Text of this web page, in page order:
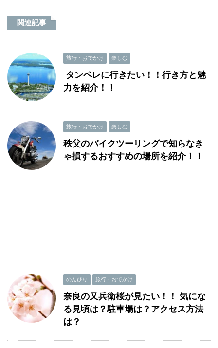
関連記事
旅行・おでかけ 楽しむ
タンペレに行きたい！！行き方と魅
力を紹介！！
旅行・おでかけ 楽しむ
秩父のバイクツーリングで知らなき
ゃ損するおすすめの場所を紹介！！
のんびり 旅行・おでかけ
奈良の又兵衛桜が見たい！！ 気にな
る見頃は？駐車場は？アクセス方法
は？